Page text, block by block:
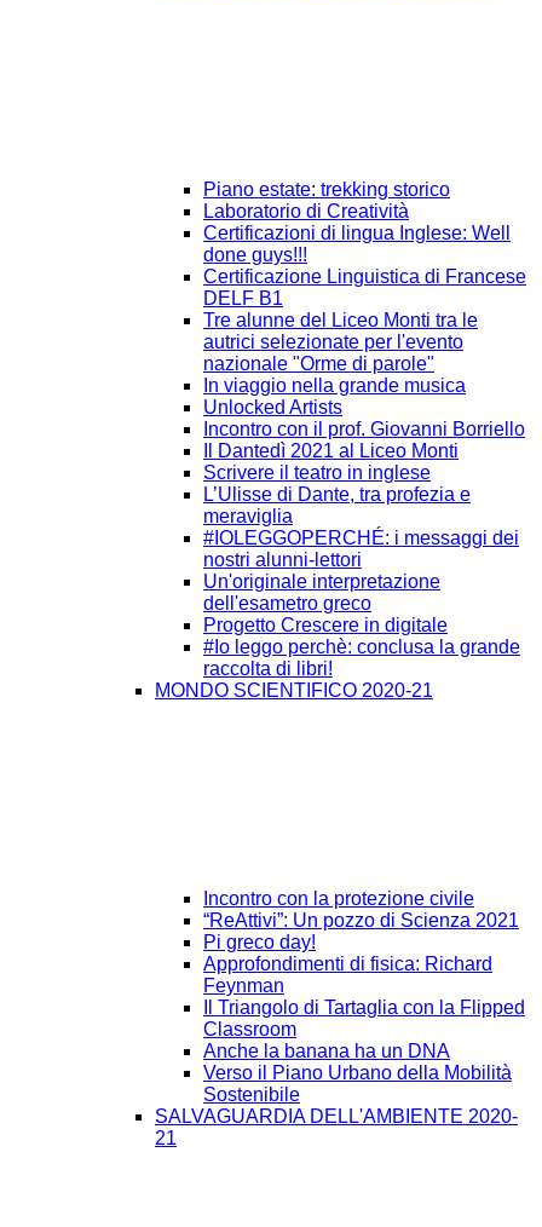
Piano estate: trekking storico
Laboratorio di Creatività
Certificazioni di lingua Inglese: Well
done guys!!!
Certificazione Linguistica di Francese
DELF B1
Tre alunne del Liceo Monti tra le
autrici selezionate per l'evento
nazionale "Orme di parole"
In viaggio nella grande musica
Unlocked Artists
Incontro con il prof. Giovanni Borriello
Il Dantedì 2021 al Liceo Monti
Scrivere il teatro in inglese
L’Ulisse di Dante, tra profezia e
meraviglia
#IOLEGGOPERCHÉ: i messaggi dei
nostri alunni-lettori
Un'originale interpretazione
dell'esametro greco
Progetto Crescere in digitale
#Io leggo perchè: conclusa la grande
raccolta di libri!
MONDO SCIENTIFICO 2020-21
Incontro con la protezione civile
“ReAttivi”: Un pozzo di Scienza 2021
Pi greco day!
Approfondimenti di fisica: Richard
Feynman
Il Triangolo di Tartaglia con la Flipped
Classroom
Anche la banana ha un DNA
Verso il Piano Urbano della Mobilità
Sostenibile
SALVAGUARDIA DELL'AMBIENTE 2020-
21